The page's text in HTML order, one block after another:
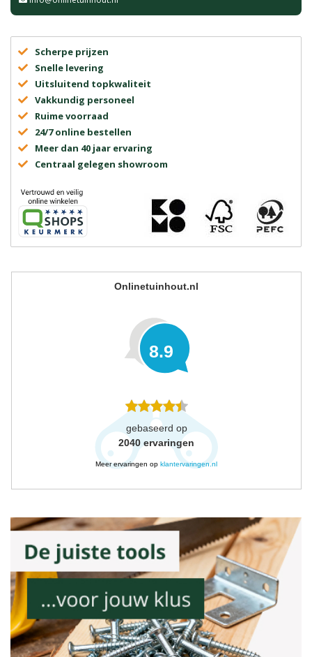
Scherpe prijzen
Snelle levering
Uitsluitend topkwaliteit
Vakkundig personeel
Ruime voorraad
24/7 online bestellen
Meer dan 40 jaar ervaring
Centraal gelegen showroom
Onlinetuinhout.nl
8.9
gebaseerd op
2040 ervaringen
Meer ervaringen op klantervaringen.nl